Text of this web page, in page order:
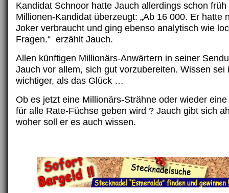
Kandidat Schnoor hatte Jauch allerdings schon
Millionen-Kandidat überzeugt: „Ab 16 000. Er hatte
Joker verbraucht und ging ebenso analytisch wie
Fragen.“ erzählt Jauch.
Allen künftigen Millionärs-Anwärtern in seiner
Jauch vor allem, sich gut vorzubereiten. Wissen sei
wichtiger, als das Glück …
Ob es jetzt eine Millionärs-Strähne oder wieder
für alle Rate-Füchse geben wird ? Jauch gibt sich
woher soll er es auch wissen.